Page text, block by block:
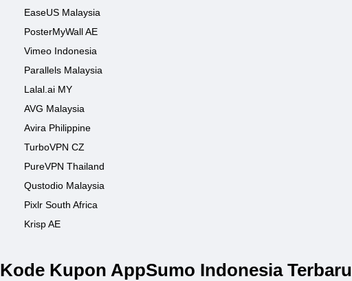
EaseUS Malaysia
PosterMyWall AE
Vimeo Indonesia
Parallels Malaysia
Lalal.ai MY
AVG Malaysia
Avira Philippine
TurboVPN CZ
PureVPN Thailand
Qustodio Malaysia
Pixlr South Africa
Krisp AE
Kode Kupon AppSumo Indonesia Terbaru